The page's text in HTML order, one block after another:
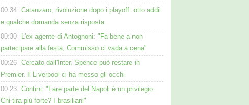
00:34 Catanzaro, rivoluzione dopo i playoff: otto addii
e qualche domanda senza risposta
00:30
L'ex agente di Antognoni: "Fa bene a non
partecipare alla festa, Commisso ci vada a cena"
00:26 Cercato dall'Inter, Spence può restare in
Premier. Il Liverpool ci ha messo gli occhi
00:23 Contini: "Fare parte del Napoli è un privilegio.
Chi tira più forte? I brasiliani"